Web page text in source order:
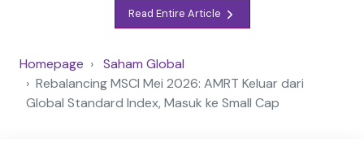
Read Entire Article
Homepage
Saham Global
Rebalancing MSCI Mei 2026: AMRT Keluar dari
Global Standard Index, Masuk ke Small Cap